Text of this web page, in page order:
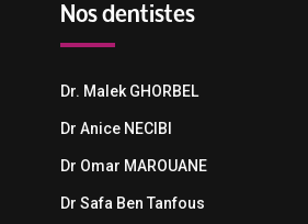
Nos dentistes
Dr. Malek GHORBEL
Dr Anice NECIBI
Dr Omar MAROUANE
Dr Safa Ben Tanfous